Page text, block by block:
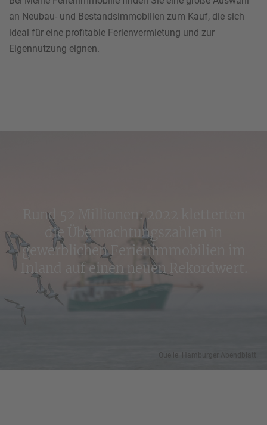
an Neubau- und Bestandsimmobilien zum Kauf, die sich
ideal für eine profitable Ferienvermietung und zur
Eigennutzung eignen.
Rund 52 Millionen: 2022 kletterten
die Übernachtungszahlen in
gewerblichen Ferienimmobilien im
Inland auf einen neuen Rekordwert.
Quelle: Hamburger Abendblatt.